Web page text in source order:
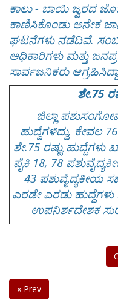
ಕಾಲು - ಬಾಯಿ ಜ್ವರದ
ಕಾಣಿಸಿಕೊಂಡು ಅನೇಕ
ಘಟನೆಗಳು ನಡೆದಿವೆ.
ಅಧಿಕಾರಿಗಳು ಮತ್ತು
ಸಾರ್ವಜನಿಕರು
ಶೇ.75
ಜಿಲ್ಲಾ
ಹುದ್ದೆಗಳಿದ್ದು, ಕೇವಲ
ಶೇ.75 ರಷ್ಟು
ಪೈಕಿ 18, 78
43 ಪಶುವೈದ್ಯಕೀಯ
ಎರಡೇ ಎರಡು
ಉಪನಿರ್ಶದೇಶಕ
« Prev